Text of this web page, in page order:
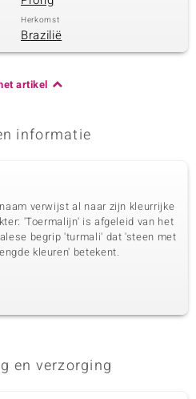
Herkomst
Brazilië
artikel
informatie
verwijst al naar zijn kleurrijke
'Toermalijn' is afgeleid van het
begrip 'turmali' dat 'steen met
kleuren' betekent.
en verzorging